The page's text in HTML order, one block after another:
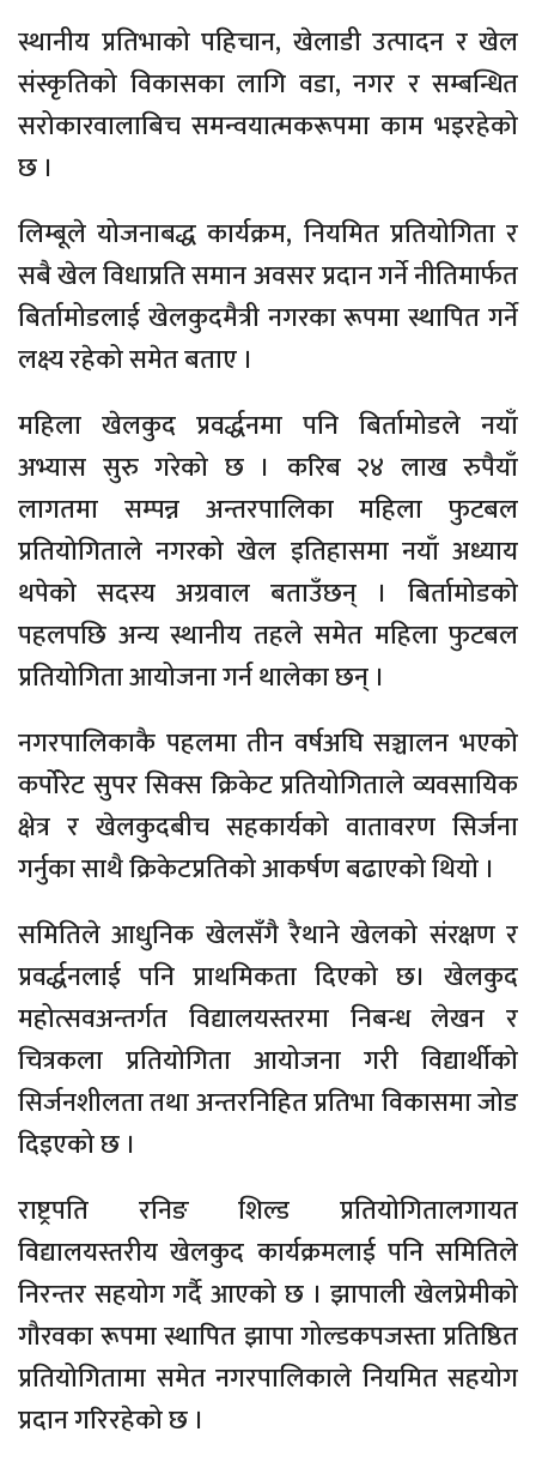
स्थानीय प्रतिभाको पहिचान, खेलाडी उत्पादन र खेल
संस्कृतिको विकासका लागि वडा, नगर र सम्बन्धित
सरोकारवालाबिच समन्वयात्मकरूपमा काम भइरहेको
छ ।
लिम्बूले योजनाबद्ध कार्यक्रम, नियमित प्रतियोगिता र
सबै खेल विधाप्रति समान अवसर प्रदान गर्ने नीतिमार्फत
बिर्तामोडलाई खेलकुदमैत्री नगरका रूपमा स्थापित गर्ने
लक्ष्य रहेको समेत बताए ।
महिला खेलकुद प्रवर्द्धनमा पनि बिर्तामोडले नयाँ
अभ्यास सुरु गरेको छ । करिब २४ लाख रुपैयाँ
लागतमा सम्पन्न अन्तरपालिका महिला फुटबल
प्रतियोगिताले नगरको खेल इतिहासमा नयाँ अध्याय
थपेको सदस्य अग्रवाल बताउँछन् । बिर्तामोडको
पहलपछि अन्य स्थानीय तहले समेत महिला फुटबल
प्रतियोगिता आयोजना गर्न थालेका छन् ।
नगरपालिकाकै पहलमा तीन वर्षअघि सञ्चालन भएको
कर्पोरेट सुपर सिक्स क्रिकेट प्रतियोगिताले व्यवसायिक
क्षेत्र र खेलकुदबीच सहकार्यको वातावरण सिर्जना
गर्नुका साथै क्रिकेटप्रतिको आकर्षण बढाएको थियो ।
समितिले आधुनिक खेलसँगै रैथाने खेलको संरक्षण र
प्रवर्द्धनलाई पनि प्राथमिकता दिएको छ। खेलकुद
महोत्सवअन्तर्गत विद्यालयस्तरमा निबन्ध लेखन र
चित्रकला प्रतियोगिता आयोजना गरी विद्यार्थीको
सिर्जनशीलता तथा अन्तरनिहित प्रतिभा विकासमा जोड
दिइएको छ ।
राष्ट्रपति रनिङ शिल्ड प्रतियोगितालगायत
विद्यालयस्तरीय खेलकुद कार्यक्रमलाई पनि समितिले
निरन्तर सहयोग गर्दै आएको छ । झापाली खेलप्रेमीको
गौरवका रूपमा स्थापित झापा गोल्डकपजस्ता प्रतिष्ठित
प्रतियोगितामा समेत नगरपालिकाले नियमित सहयोग
प्रदान गरिरहेको छ ।